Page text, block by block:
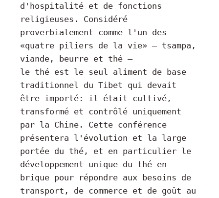
d'hospitalité et de fonctions
religieuses. Considéré
proverbialement comme l'un des
«quatre piliers de la vie» – tsampa,
viande, beurre et thé –
le thé est le seul aliment de base
traditionnel du Tibet qui devait
être importé: il était cultivé,
transformé et contrôlé uniquement
par la Chine. Cette conférence
présentera l'évolution et la large
portée du thé, et en particulier le
développement unique du thé en
brique pour répondre aux besoins de
transport, de commerce et de goût au